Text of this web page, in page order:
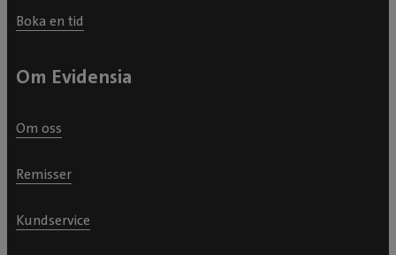
Boka en tid
Om Evidensia
Om oss
Remisser
Kundservice